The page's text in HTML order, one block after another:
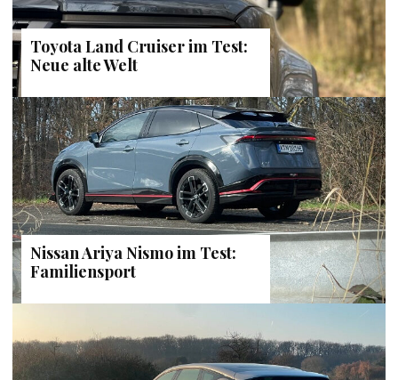
Toyota Land Cruiser im Test:
Neue alte Welt
Nissan Ariya Nismo im Test:
Familiensport